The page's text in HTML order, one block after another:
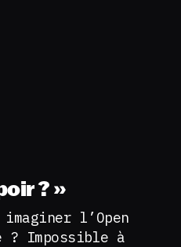
? »
l’Open
? Impossible à